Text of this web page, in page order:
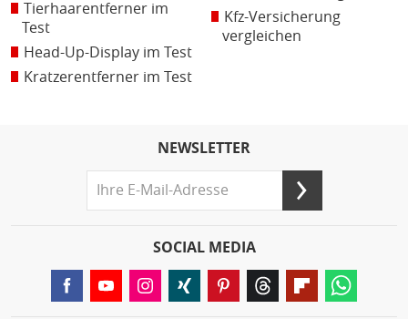
Tierhaarentferner im
Test
Head-Up-Display im Test
Kratzerentferner im Test
Kfz-Versicherung
vergleichen
NEWSLETTER
SOCIAL MEDIA